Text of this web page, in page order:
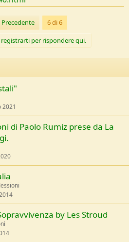
Precedente 6 di 6
registrarti per rispondere qui.
2021
di Paolo Rumiz prese da La
by Les Stroud